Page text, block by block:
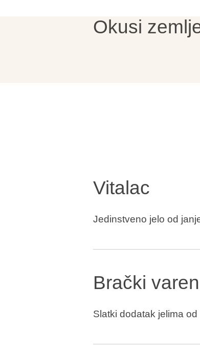
Okusi
Vitalac
Jedinstveno jelo od
Brački
Slatki dodatak jelima